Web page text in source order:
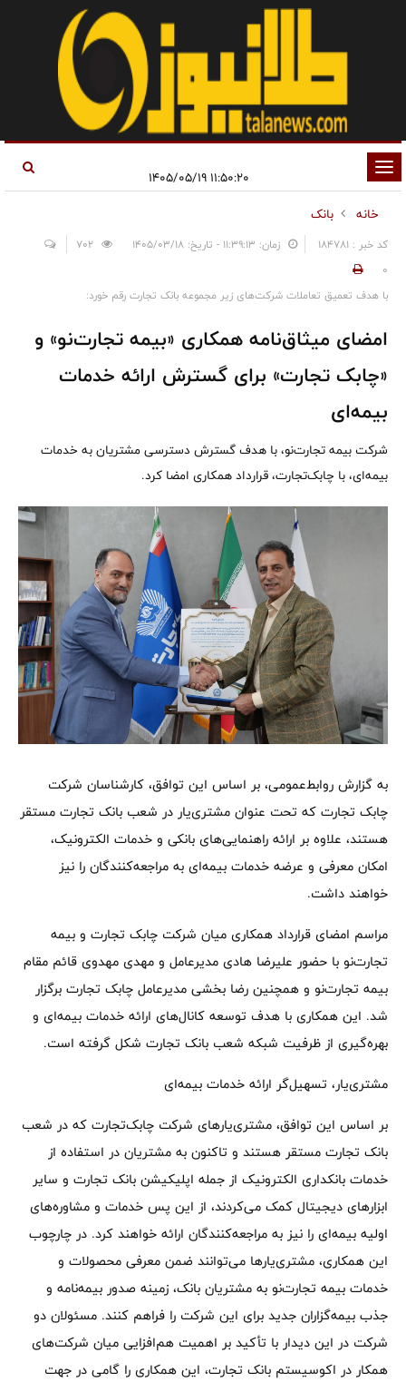
تغییر
وضعیت
ناوبری
خانه
بانک
کد خبر : 184781 زمان: ۱۱:۳۹:۱۳ - تاریخ: ۱۴۰۵/۰۳/۱۸
0
با هدف تعمیق تعاملات شرکت‌های زیر مجموعه بانک تجارت رقم خورد:
امضای میثاق‌نامه همکاری «بیمه تجارت‌نو» و
«چابک تجارت» برای گسترش ارائه خدمات
بیمه‌ای
شرکت بیمه تجارت‌نو، با هدف گسترش دسترسی مشتریان به خدمات
بیمه‌ای، با چابک‌تجارت، قرارداد همکاری امضا کرد.
به گزارش روابط‌عمومی، بر اساس این توافق، کارشناسان شرکت
چابک تجارت که تحت عنوان مشتری‌یار در شعب بانک تجارت مستقر
هستند، علاوه بر ارائه راهنمایی‌های بانکی و خدمات الکترونیک،
امکان معرفی و عرضه خدمات بیمه‌ای به مراجعه‌کنندگان را نیز
خواهند داشت.
مراسم امضای قرارداد همکاری میان شرکت چابک تجارت و بیمه
تجارت‌نو با حضور علیرضا هادی مدیرعامل و مهدی مهدوی قائم مقام
بیمه تجارت‌نو و همچنین رضا بخشی مدیرعامل چابک تجارت برگزار
شد. این همکاری با هدف توسعه کانال‌های ارائه خدمات بیمه‌ای و
بهره‌گیری از ظرفیت شبکه شعب بانک تجارت شکل گرفته است.
مشتری‌یار، تسهیل‌گر ارائه خدمات بیمه‌ای
بر اساس این توافق، مشتری‌یارهای شرکت چابک‌تجارت که در شعب
بانک تجارت مستقر هستند و تاکنون به مشتریان در استفاده از
خدمات بانکداری الکترونیک از جمله اپلیکیشن بانک تجارت و سایر
ابزارهای دیجیتال کمک می‌کردند، از این پس خدمات و مشاوره‌های
اولیه بیمه‌ای را نیز به مراجعه‌کنندگان ارائه خواهند کرد. در چارچوب
این همکاری، مشتری‌یارها می‌توانند ضمن معرفی محصولات و
خدمات بیمه تجارت‌نو به مشتریان بانک، زمینه صدور بیمه‌نامه و
جذب بیمه‌گزاران جدید برای این شرکت را فراهم کنند. مسئولان دو
شرکت در این دیدار با تأکید بر اهمیت هم‌افزایی میان شرکت‌های
همکار در اکوسیستم بانک تجارت، این همکاری را گامی در جهت